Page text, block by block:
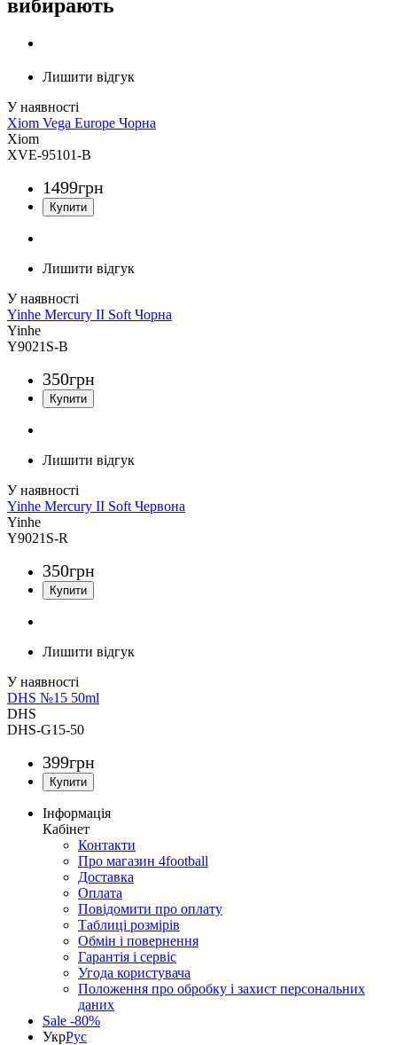
вибирають
Лишити відгук
Xiom Vega Europe Чорна
Xiom
XVE-95101-B
1499грн
Лишити відгук
Yinhe Mercury II Soft Чорна
Yinhe
Y9021S-B
350грн
Лишити відгук
Yinhe Mercury II Soft Червона
Yinhe
Y9021S-R
350грн
Лишити відгук
DHS №15 50ml
DHS
DHS-G15-50
399грн
Інформація
Кабінет
Контакти
Про магазин 4football
Доставка
Оплата
Повідомити про оплату
Таблиці розмірів
Обмін і повернення
Гарантія і сервіс
Угода користувача
Положення про обробку і захист персональних
даних
Sale -80%
УкрРус